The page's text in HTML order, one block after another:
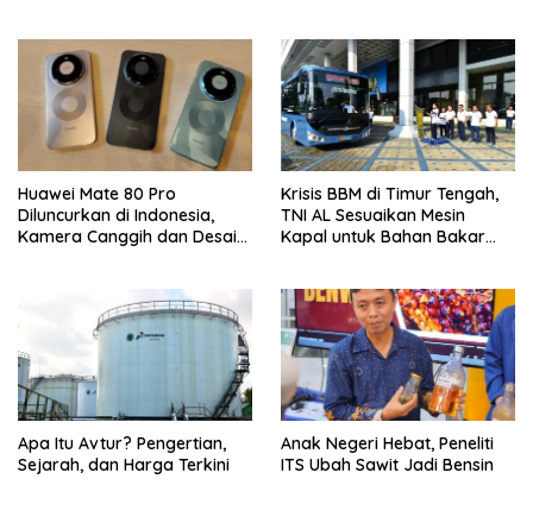
Huawei Mate 80 Pro
Diluncurkan di Indonesia,
Kamera Canggih dan Desain
Krisis BBM di Timur Tengah,
TNI AL Sesuaikan Mesin
Kapal untuk Bahan Bakar
Apa Itu Avtur? Pengertian,
Sejarah, dan Harga Terkini
Anak Negeri Hebat, Peneliti
ITS Ubah Sawit Jadi Bensin